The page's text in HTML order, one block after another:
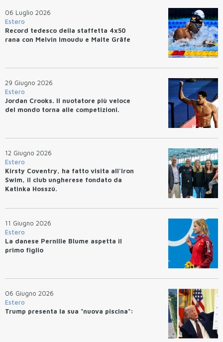
06 Luglio 2026
Estero
Record tedesco della staffetta 4x50
rana con Melvin Imoudu e Malte Gräfe
29 Giugno 2026
Estero
Jordan Crooks. Il nuotatore più veloce
del mondo torna alle competizioni.
12 Giugno 2026
Estero
Kirsty Coventry, ha fatto visita all'Iron
Swim, il club ungherese fondato da
Katinka Hosszú.
11 Giugno 2026
Estero
La danese Pernille Blume aspetta il
primo figlio
06 Giugno 2026
Estero
Trump presenta la sua "nuova piscina":